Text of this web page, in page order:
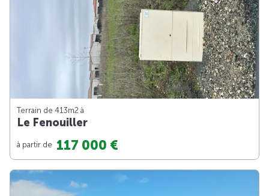
Terrain de 413m2 à
Le Fenouiller
à partir de 117 000 €